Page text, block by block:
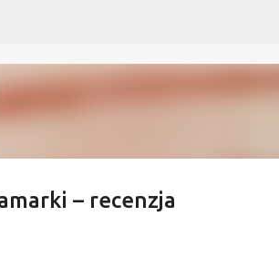
– recenzja